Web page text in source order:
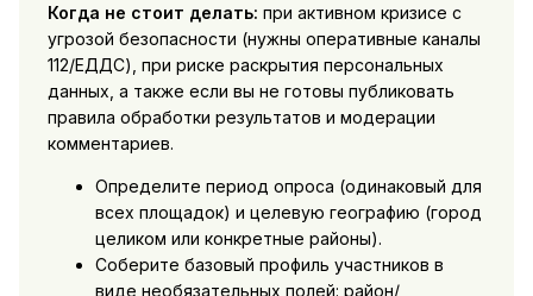
Когда не стоит делать: при активном кризисе с
угрозой безопасности (нужны оперативные каналы
112/ЕДДС), при риске раскрытия персональных
данных, а также если вы не готовы публиковать
правила обработки результатов и модерации
комментариев.
Определите период опроса (одинаковый для
всех площадок) и целевую географию (город
целиком или конкретные районы).
Соберите базовый профиль участников в
виде необязательных полей: район/